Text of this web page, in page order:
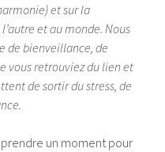
et sur la
et au monde. Nous
de bienveillance, de
vous retrouviez du lien et
de sortir du stress, de
un moment pour